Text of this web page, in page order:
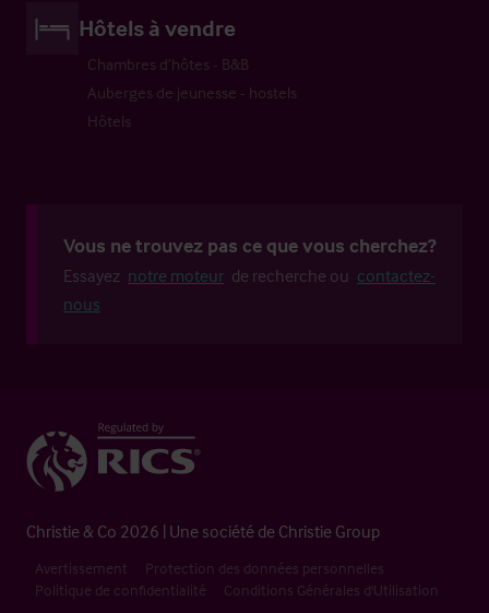
Hôtels à vendre
Chambres d’hôtes - B&B
Auberges de jeunesse - hostels
Hôtels
Vous ne trouvez pas ce que vous cherchez?
Essayez notre moteur de recherche ou contactez-
nous
Christie & Co 2026 | Une société de Christie Group
Avertissement
Protection des données personnelles
Politique de confidentialité
Conditions Générales d'Utilisation